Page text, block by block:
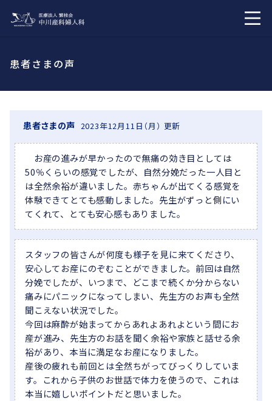
患者さまの声
患者さまの声 2023年12月11日（月） 更新
お産の進みが早かったので無痛の効き目としては
50％くらいの感覚でしたが、自然分娩だった一人目と
は全然余裕が違いました。赤ちゃんが出てくる感覚を
体験できてとても感動しました。先生がずっと側にい
てくれて、とても安心感もありました。
スタッフの皆さんが何度も様子を見に来てくださり、
安心してお産にのぞむことができました。前回は自然
分娩でしたが、いつまで、どこまで続くか分からない
痛みにパニックになってしまい、先生方のお声も全然
聞こえない状況でした。
今回は麻酔が始まってからあれよあれよという間にお
産が進み、先生方のお話を聞く余裕や家族と話せる余
裕があり、本当に満足なお産になりました。
産後の疲れも前回とは全然ちがってびっくりしていま
す。これから子供のお世話で体力を使うので、これは
本当に嬉しいポイントだと思いました。